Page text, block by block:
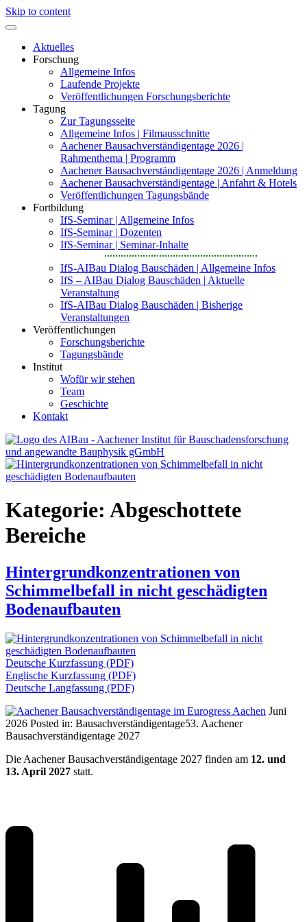
Skip to content
Aktuelles
Forschung
Allgemeine Infos
Laufende Projekte
Veröffentlichungen Forschungsberichte
Tagung
Zur Tagungsseite
Allgemeine Infos | Filmausschnitte
Aachener Bausachverständigentage 2026 |
Rahmenthema | Programm
Aachener Bausachverständigentage 2026 | Anmeldung
Aachener Bausachverständigentage | Anfahrt & Hotels
Veröffentlichungen Tagungsbände
Fortbildung
IfS-Seminar | Allgemeine Infos
IfS-Seminar | Dozenten
IfS-Seminar | Seminar-Inhalte
IfS-AIBau Dialog Bauschäden | Allgemeine Infos
IfS – AIBau Dialog Bauschäden | Aktuelle
Veranstaltung
IfS-AIBau Dialog Bauschäden | Bisherige
Veranstaltungen
Veröffentlichungen
Forschungsberichte
Tagungsbände
Institut
Wofür wir stehen
Team
Geschichte
Kontakt
AIBau – Aachener Institut für Bauschadensforschung und
Kategorie: Abgeschottete
Bereiche
Hintergrundkonzentrationen von
Schimmelbefall in nicht geschädigten
Bodenaufbauten
Deutsche Kurzfassung (PDF)
Englische Kurzfassung (PDF)
Deutsche Langfassung (PDF)
Juni
2026 Posted in: Bausachverständigentage53. Aachener
Bausachverständigentage 2027
Die Aachener Bausachverständigentage 2027 finden am 12. und
13. April 2027 statt.